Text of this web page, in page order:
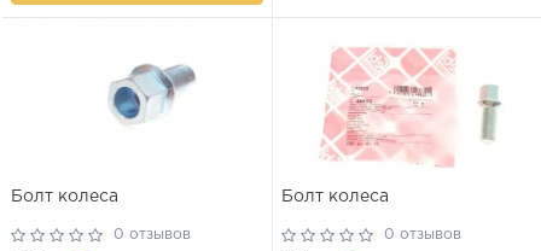
Болт колеса
0 отзывов
Болт колеса
0 отзывов